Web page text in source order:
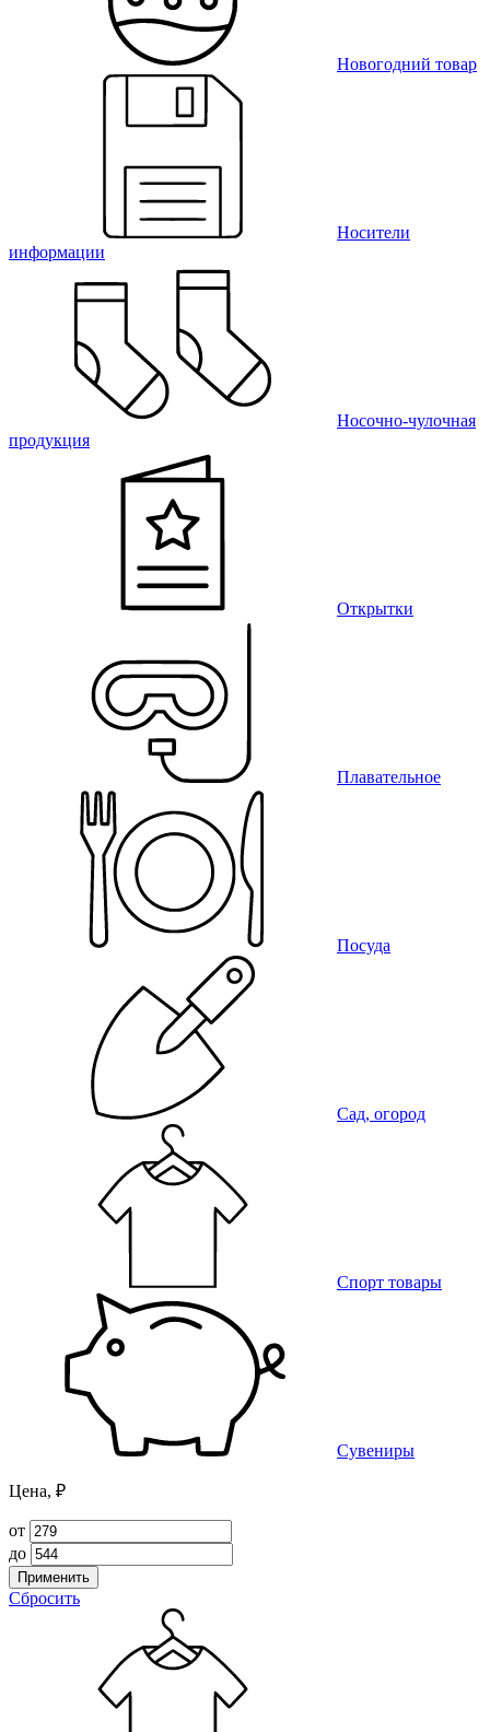
Новогодний товар
Носители
информации
Носочно-чулочная
продукция
Открытки
Плавательное
Посуда
Сад, огород
Спорт товары
Сувениры
Цена, ₽
от
до
Применить
Сбросить